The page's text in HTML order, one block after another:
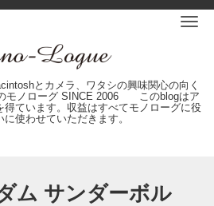
とカメラ、ワタシの興味関心の向く
モノローグ SINCE 2006 このblogはア
得ています。収益はすべてモノローグに役
に使わせていただきます。
ム サンダーボル